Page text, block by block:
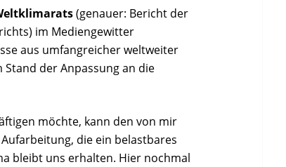
(genauer: Bericht der
im Mediengewitter
aus umfangreicher weltweiter
der Anpassung an die
möchte, kann den von mir
die ein belastbares
bleibt uns erhalten. Hier nochmal